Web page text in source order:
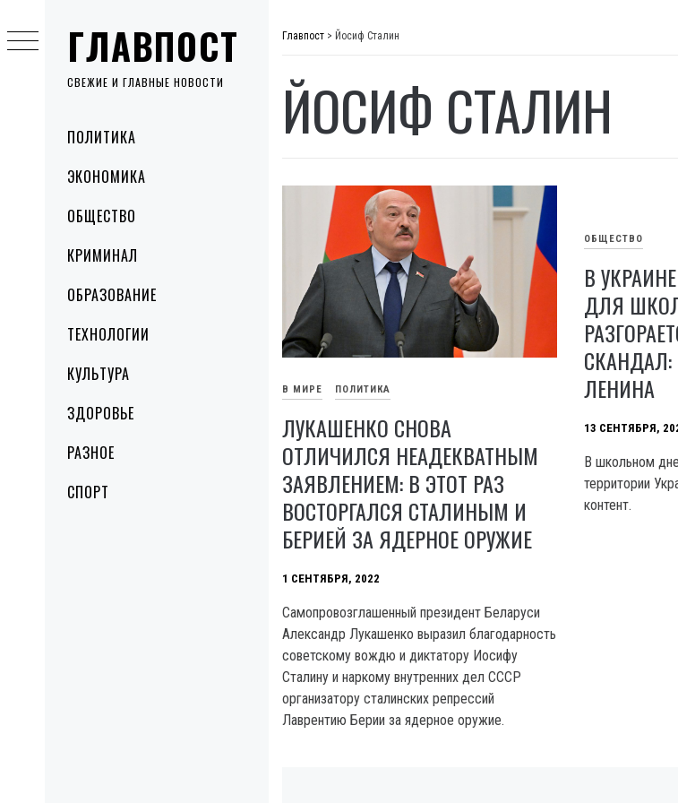
ГЛАВПОСТ
СВЕЖИЕ И ГЛАВНЫЕ НОВОСТИ
MenuПОЛИТИКА
ЭКОНОМИКА
ОБЩЕСТВО
КРИМИНАЛ
ОБРАЗОВАНИЕ
ТЕХНОЛОГИИ
КУЛЬТУРА
ЗДОРОВЬЕ
РАЗНОЕ
СПОРТ
to
content
Главпост > Йосиф Сталин
ЙОСИФ СТАЛИН
В МИРЕ ПОЛИТИКА
ЛУКАШЕНКО СНОВА
ОТЛИЧИЛСЯ НЕАДЕКВАТНЫМ
ЗАЯВЛЕНИЕМ: В ЭТОТ РАЗ
ВОСТОРГАЛСЯ СТАЛИНЫМ И
БЕРИЕЙ ЗА ЯДЕРНОЕ ОРУЖИЕ
1 СЕНТЯБРЯ, 2022
Самопровозглашенный президент Беларуси
Александр Лукашенко выразил благодарность
советскому вождю и диктатору Иосифу
Сталину и наркому внутренних дел СССР
организатору сталинских репрессий
Лаврентию Берии за ядерное оружие.
ОБЩЕСТВО
В
ДЛЯ
ЛЕНИНА
13 СЕНТЯБРЯ,
В школьном
территории
контент.